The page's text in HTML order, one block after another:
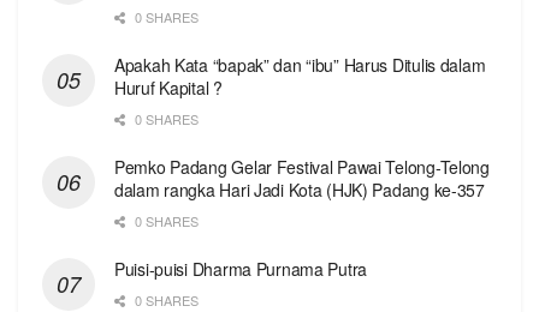
0 SHARES
Apakah Kata “bapak” dan “ibu” Harus Ditulis dalam
Huruf Kapital ?
0 SHARES
Pemko Padang Gelar Festival Pawai Telong-Telong
dalam rangka Hari Jadi Kota (HJK) Padang ke-357
0 SHARES
Puisi-puisi Dharma Purnama Putra
0 SHARES